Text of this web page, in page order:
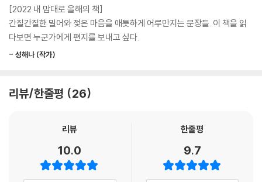
각을 해. 소설 생각은 안 하고 말이야. 여름에 당신을 데리고 강가 목초지를
걷고 싶어. 당신에게 들려줄 수백만 가지 일을 생각해. 나를 여기 남겨두고
페르시아로 사라지다니 당신은 악마야!… _버지니아
--- p.101
레기 더미를 깔끔하게 정리해주겠지. 특히 내 머릿속을. 그리고 제발 출판
새로운 소식은 별로 없어. 시무룩해서, 편지나 한 통 받으면 좋겠어. 정원이
나 하나 받으면 좋겠어. 비타가 오면 좋겠어. _버지니아
남편 해럴드를 따라 여러 나라를 여행하며 버지니아에게 편지를 쓰고 책을
집필한다. 버지니아 역시 비타와 꾸준히 서신을 교환하며 여러 작품을 출
간한다. 두 사람의 많은 대표작이 이 시기에 탄생했다. 특히 문학적 완성도
하지만 『올랜도』 출간 이후 비타의 마음은 조금씩 변했고, 각자의 생활 환
3부 우정 : 1934－1941
두 사람의 연애는 끝났지만, 우정은 지속된다. 1939년 영국이 제2차 세계
대전에 휘말리면서 불안해진 비타는 버지니아와 더욱 자주 만나며 다시 가
까워진다. 로드멜과 시싱허스트는 둘 다 공습 지대에 위치해 그들 집 위에
서 공중전이 벌어진다. 1941년 2월 17일, 로드멜에서의 만남이 두 사람의
[2022 내 맘대로 올해의 책]
간질간질한 밀어와 젖은 마음을 애틋하게 어루만지는 문장들. 이 책을 읽
다보면 누군가에게 편지를 보내고 싶다.
- 성해나 (작가)
리뷰/한줄평 26
리뷰
10.0
한줄평
9.7